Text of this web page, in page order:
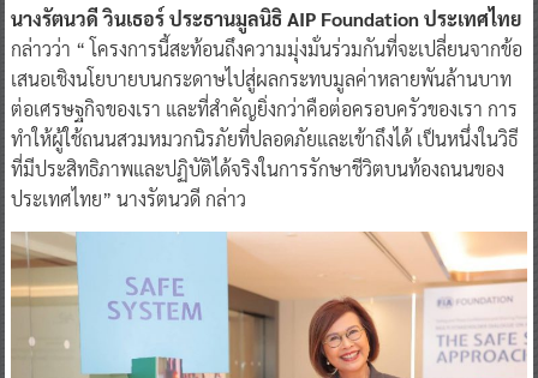
นางรัตนวดี วินเธอร์ ประธานมูลนิธิ AIP Foundation ประเทศไทย
กล่าวว่า “ โครงการนี้สะท้อนถึงความมุ่งมั่นร่วมกันที่จะเปลี่ยนจากข้อ
เสนอเชิงนโยบายบนกระดาษไปสู่ผลกระทบมูลค่าหลายพันล้านบาท
ต่อเศรษฐกิจของเรา และที่สำคัญยิ่งกว่าคือต่อครอบครัวของเรา การ
ทำให้ผู้ใช้ถนนสวมหมวกนิรภัยที่ปลอดภัยและเข้าถึงได้ เป็นหนึ่งในวิธี
ที่มีประสิทธิภาพและปฏิบัติได้จริงในการรักษาชีวิตบนท้องถนนของ
ประเทศไทย” นางรัตนวดี กล่าว